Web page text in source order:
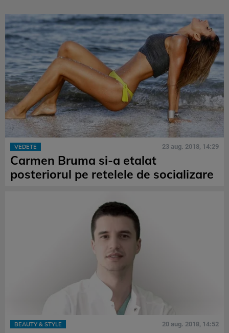
VEDETE 23 aug. 2018, 14:29
Carmen Bruma si-a etalat
posteriorul pe retelele de socializare
BEAUTY & STYLE 20 aug. 2018, 14:52